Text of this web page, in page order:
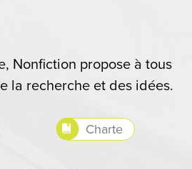
Nonfiction propose à tous
la recherche et des idées.
Charte